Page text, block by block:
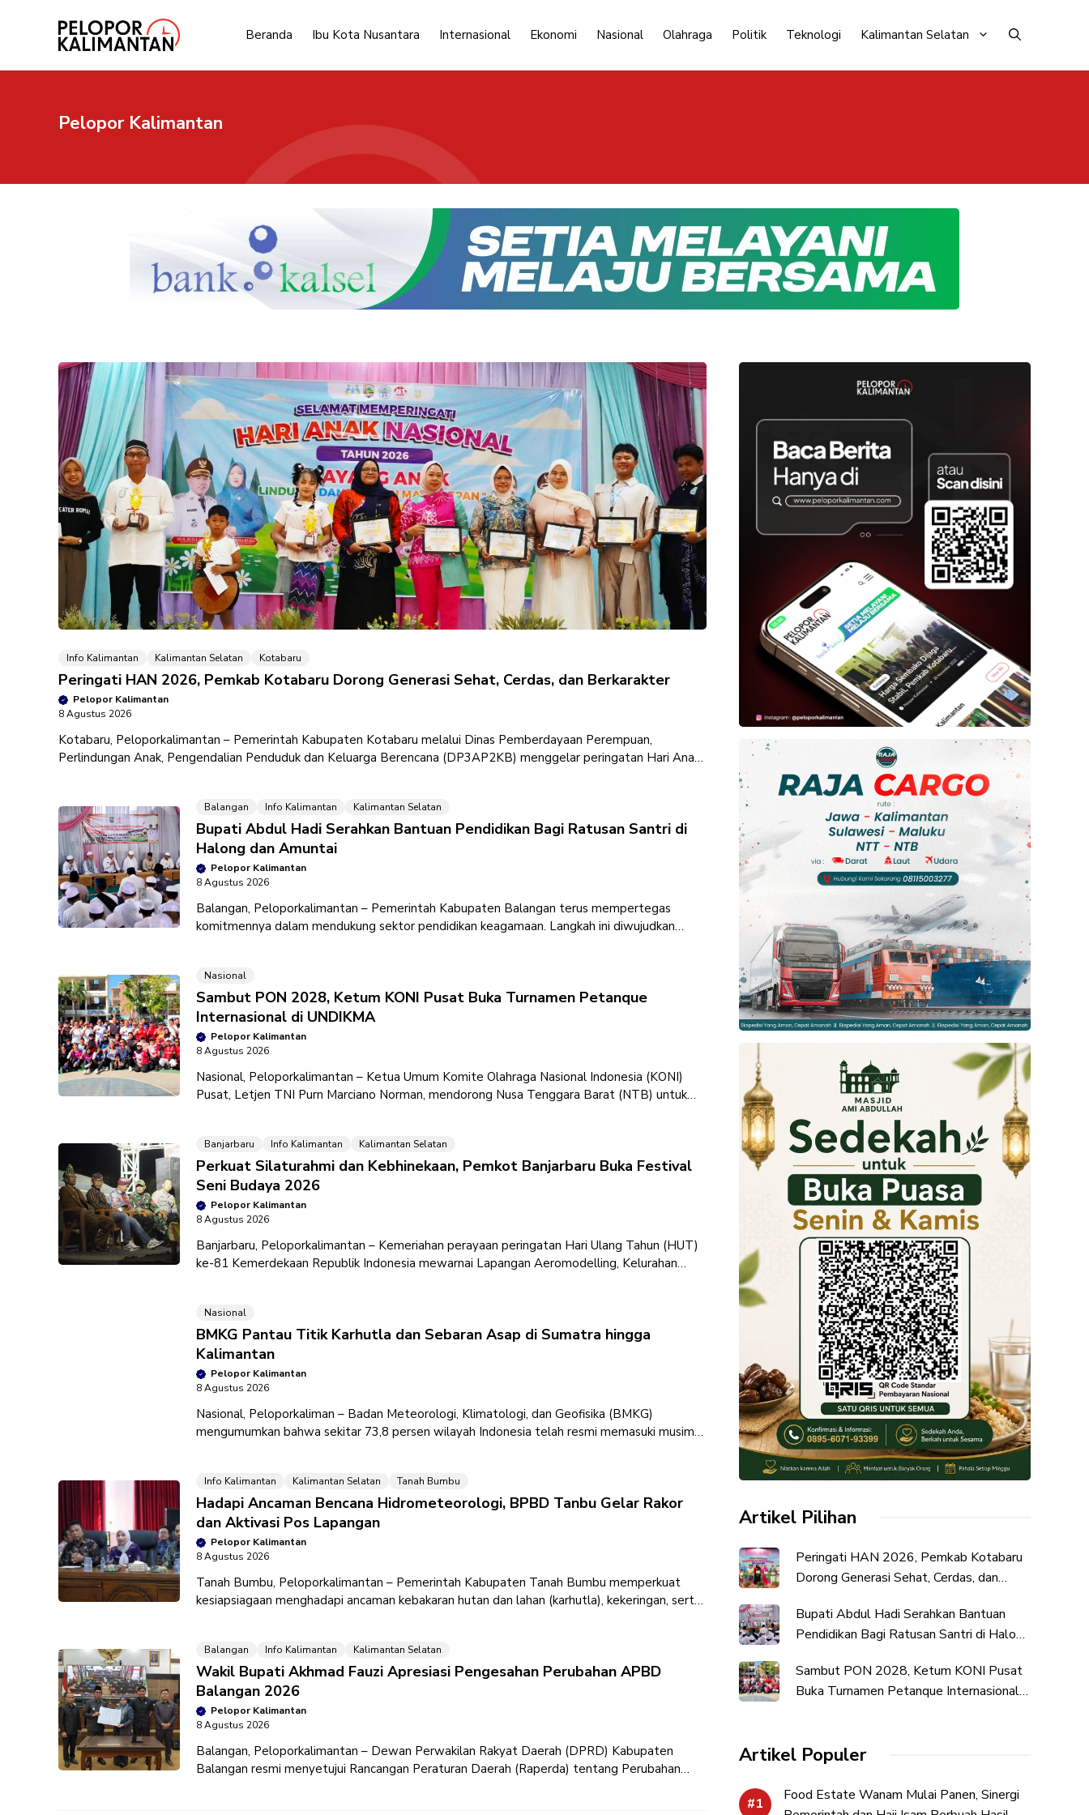
Beranda Ibu Kota Nusantara Internasional Ekonomi Nasional Olahraga Politik Teknologi Kalimantan Selatan
Pelopor Kalimantan
Info Kalimantan Kalimantan Selatan Kotabaru
Peringati HAN 2026, Pemkab Kotabaru Dorong Generasi Sehat, Cerdas, dan Berkarakter
Pelopor Kalimantan
8 Agustus 2026
Kotabaru, Peloporkalimantan – Pemerintah Kabupaten Kotabaru melalui Dinas Pemberdayaan Perempuan,
Perlindungan Anak, Pengendalian Penduduk dan Keluarga Berencana (DP3AP2KB) menggelar peringatan Hari Anak
Balangan Info Kalimantan Kalimantan Selatan
Bupati Abdul Hadi Serahkan Bantuan Pendidikan Bagi Ratusan Santri di
Halong dan Amuntai
Pelopor Kalimantan
8 Agustus 2026
Balangan, Peloporkalimantan – Pemerintah Kabupaten Balangan terus mempertegas
komitmennya dalam mendukung sektor pendidikan keagamaan. Langkah ini diwujudkan
Nasional
Sambut PON 2028, Ketum KONI Pusat Buka Turnamen Petanque
Internasional di UNDIKMA
Pelopor Kalimantan
8 Agustus 2026
Nasional, Peloporkalimantan – Ketua Umum Komite Olahraga Nasional Indonesia (KONI)
Pusat, Letjen TNI Purn Marciano Norman, mendorong Nusa Tenggara Barat (NTB) untuk
Banjarbaru Info Kalimantan Kalimantan Selatan
Perkuat Silaturahmi dan Kebhinekaan, Pemkot Banjarbaru Buka Festival
Seni Budaya 2026
Pelopor Kalimantan
8 Agustus 2026
Banjarbaru, Peloporkalimantan – Kemeriahan perayaan peringatan Hari Ulang Tahun (HUT)
ke-81 Kemerdekaan Republik Indonesia mewarnai Lapangan Aeromodelling, Kelurahan
Nasional
BMKG Pantau Titik Karhutla dan Sebaran Asap di Sumatra hingga
Kalimantan
Pelopor Kalimantan
8 Agustus 2026
Nasional, Peloporkaliman – Badan Meteorologi, Klimatologi, dan Geofisika (BMKG)
mengumumkan bahwa sekitar 73,8 persen wilayah Indonesia telah resmi memasuki musim
Info Kalimantan Kalimantan Selatan Tanah Bumbu
Hadapi Ancaman Bencana Hidrometeorologi, BPBD Tanbu Gelar Rakor
dan Aktivasi Pos Lapangan
Pelopor Kalimantan
8 Agustus 2026
Tanah Bumbu, Peloporkalimantan – Pemerintah Kabupaten Tanah Bumbu memperkuat
kesiapsiagaan menghadapi ancaman kebakaran hutan dan lahan (karhutla), kekeringan, serta
Balangan Info Kalimantan Kalimantan Selatan
Wakil Bupati Akhmad Fauzi Apresiasi Pengesahan Perubahan APBD
Balangan 2026
Pelopor Kalimantan
8 Agustus 2026
Balangan, Peloporkalimantan – Dewan Perwakilan Rakyat Daerah (DPRD) Kabupaten
Balangan resmi menyetujui Rancangan Peraturan Daerah (Raperda) tentang Perubahan
Artikel Pilihan
Peringati HAN 2026, Pemkab Kotabaru
Dorong Generasi Sehat, Cerdas, dan
Bupati Abdul Hadi Serahkan Bantuan
Pendidikan Bagi Ratusan Santri di Halong
Sambut PON 2028, Ketum KONI Pusat
Buka Turnamen Petanque Internasional
Artikel Populer
Food Estate Wanam Mulai Panen, Sinergi